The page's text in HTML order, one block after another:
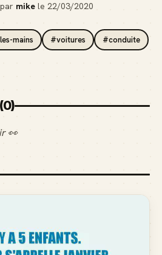
mike le22/03/2020
mains #voitures #conduite
👀